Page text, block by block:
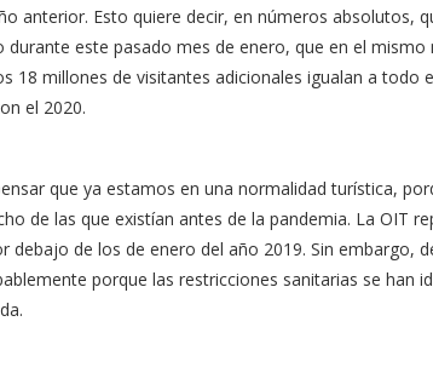
anterior. Esto quiere decir, en números absolutos,
durante este pasado mes de enero, que en el
18 millones de visitantes adicionales igualan a todo
el 2020.
que ya estamos en una normalidad turística,
de las que existían antes de la pandemia. La OIT
debajo de los de enero del año 2019. Sin embargo,
porque las restricciones sanitarias se han